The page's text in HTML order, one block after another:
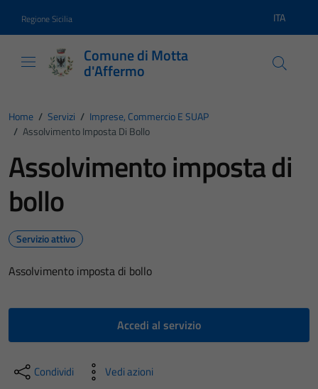
Regione Sicilia Lingua
ITA
Comune di Motta
d'Affermo
Home / Servizi / Imprese, Commercio E SUAP
/ Assolvimento Imposta Di Bollo
Assolvimento imposta di
bollo
Servizio attivo
Assolvimento imposta di bollo
Accedi al servizio
Condividi Vedi azioni